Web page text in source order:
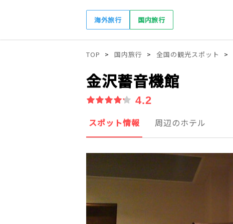
海外旅行 国内旅行
TOP 国内旅行 全国の観光スポット
金沢蓄音機館
4.2
スポット情報 周辺のホテル